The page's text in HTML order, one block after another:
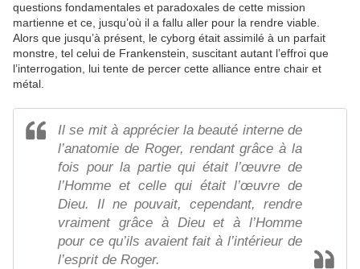
questions fondamentales et paradoxales de cette mission
martienne et ce, jusqu’où il a fallu aller pour la rendre viable.
Alors que jusqu’à présent, le cyborg était assimilé à un parfait
monstre, tel celui de Frankenstein, suscitant autant l’effroi que
l’interrogation, lui tente de percer cette alliance entre chair et
métal.
Il se mit à apprécier la beauté interne de
l’anatomie de Roger, rendant grâce à la
fois pour la partie qui était l’œuvre de
l’Homme et celle qui était l’œuvre de
Dieu. Il ne pouvait, cependant, rendre
vraiment grâce à Dieu et à l’Homme
pour ce qu’ils avaient fait à l’intérieur de
l’esprit de Roger.